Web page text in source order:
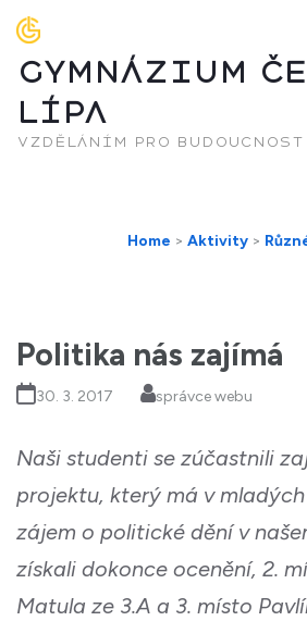
GYMNÁZIUM
LÍPA
vzděláním pro budoucnost
Home > Aktivity >
Politika nás zajímá
30. 3. 2017 správce webu
Naši studenti se zúčastnili
projektu, který má v
zájem o politické dění v
získali dokonce ocenění, 2.
Matula ze 3.A a 3. místo